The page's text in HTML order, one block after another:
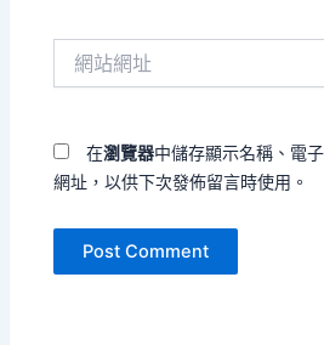
在瀏覽器中儲存顯示名稱、電
網址，以供下次發佈留言時使用。